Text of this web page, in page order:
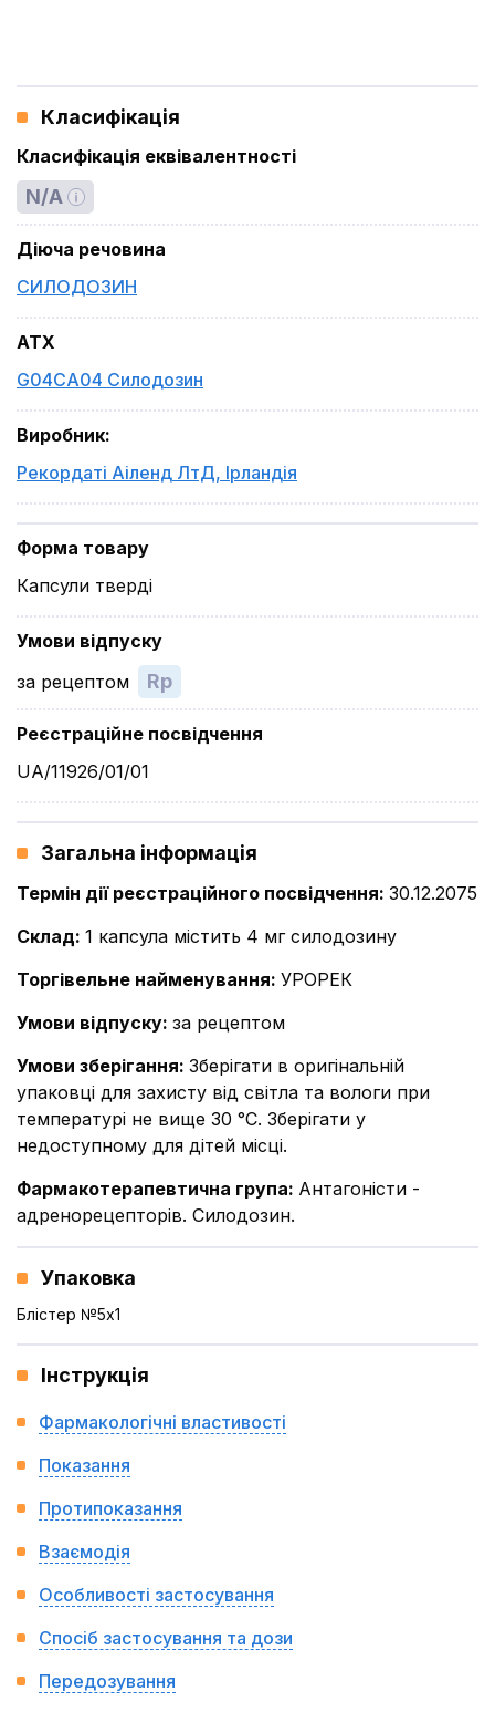
Класифікація
Класифікація еквівалентності
N/A
Діюча речовина
СИЛОДОЗИН
ATX
G04CA04 Силодозин
Виробник:
Рекордаті Аіленд ЛтД, Ірландія
Форма товару
Капсули тверді
Умови відпуску
за рецептом
Rp
Реєстраційне посвідчення
UA/11926/01/01
Загальна інформація
Термін дії реєстраційного посвідчення: 30.12.2075
Склад: 1 капсула містить 4 мг силодозину
Торгівельне найменування: УРОРЕК
Умови відпуску: за рецептом
Умови зберігання: Зберігати в оригінальній
упаковці для захисту від світла та вологи при
температурі не вище 30 °С. Зберігати у
недоступному для дітей місці.
Фармакотерапевтична група: Антагоністи -
адренорецепторів. Силодозин.
Упаковка
Блістер №5x1
Інструкція
Фармакологічні властивості
Показання
Протипоказання
Взаємодія
Особливості застосування
Спосіб застосування та дози
Передозування